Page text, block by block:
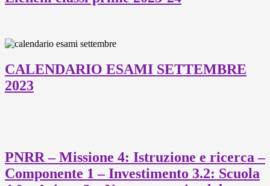
CALENDARIO ESAMI SETTEMBRE
2023
PNRR – Missione 4: Istruzione e ricerca –
Componente 1 – Investimento 3.2: Scuola